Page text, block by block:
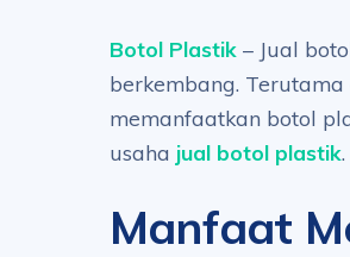
Botol Plastik – Jual
berkembang.
memanfaatkan botol
usaha jual botol plastik
Manfaat